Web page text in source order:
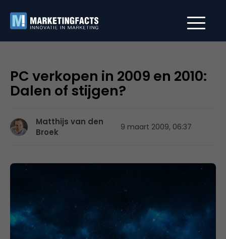
PC verkopen in 2009 en 2010:
Dalen of stijgen?
Matthijs van den
Broek
9 maart 2009, 06:37